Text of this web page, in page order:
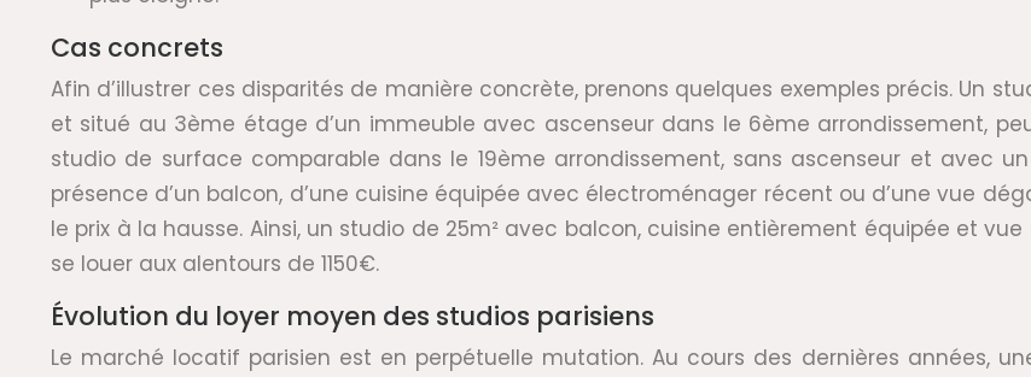
Cas concrets
Afin d’illustrer ces disparités de manière concrète, prenons quelques exemples précis. Un
et situé au 3ème étage d’un immeuble avec ascenseur dans le 6ème arrondissement,
studio de surface comparable dans le 19ème arrondissement, sans ascenseur et avec
présence d’un balcon, d’une cuisine équipée avec électroménager récent ou d’une vue
le prix à la hausse. Ainsi, un studio de 25m² avec balcon, cuisine entièrement équipée et
se louer aux alentours de 1150€.
Évolution du loyer moyen des studios parisiens
Le marché locatif parisien est en perpétuelle mutation. Au cours des dernières années,